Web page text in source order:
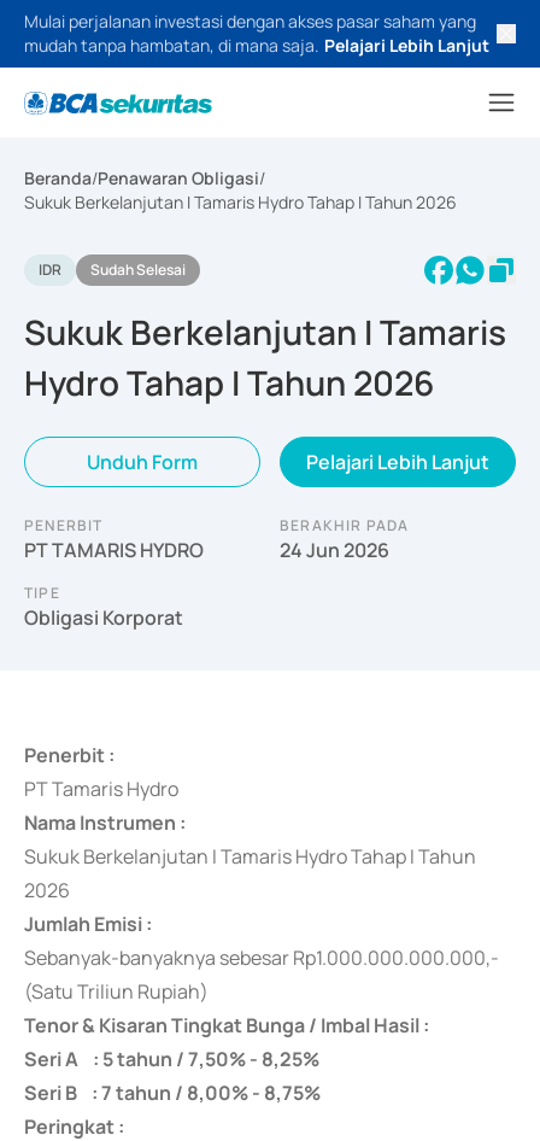
Mulai perjalanan investasi dengan akses pasar saham yang
mudah tanpa hambatan, di mana saja. Pelajari Lebih Lanjut
Beranda/Penawaran Obligasi/
Sukuk Berkelanjutan I Tamaris Hydro Tahap I Tahun 2026
IDR Sudah Selesai
Sukuk Berkelanjutan I Tamaris
Hydro Tahap I Tahun 2026
Unduh Form Pelajari Lebih Lanjut
PENERBIT
PT TAMARIS HYDRO
BERAKHIR PADA
24 Jun 2026
TIPE
Obligasi Korporat
Penerbit :
PT Tamaris Hydro
Nama Instrumen :
Sukuk Berkelanjutan I Tamaris Hydro Tahap I Tahun
2026
Jumlah Emisi :
Sebanyak-banyaknya sebesar Rp1.000.000.000.000,-
(Satu Triliun Rupiah)
Tenor & Kisaran Tingkat Bunga / Imbal Hasil :
Seri A : 5 tahun / 7,50% - 8,25%
Seri B : 7 tahun / 8,00% - 8,75%
Peringkat :